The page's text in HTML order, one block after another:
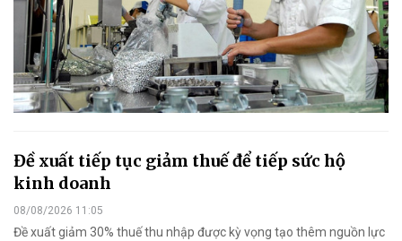
Đề xuất tiếp tục giảm thuế để tiếp sức hộ
kinh doanh
08/08/2026 11:05
Đề xuất giảm 30% thuế thu nhập được kỳ vọng tạo thêm nguồn lực